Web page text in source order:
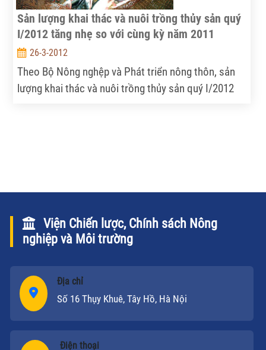
Sản lượng khai thác và nuôi trồng thủy sản quý
I/2012 tăng nhẹ so với cùng kỳ năm 2011
26-3-2012
Theo Bộ Nông nghệp và Phát triển nông thôn, sản
lượng khai thác và nuôi trồng thủy sản quý I/2012
Viện Chiến lược, Chính sách Nông
nghiệp và Môi trường
Địa chỉ
Số 16 Thụy Khuê, Tây Hồ, Hà Nội
Điện thoại